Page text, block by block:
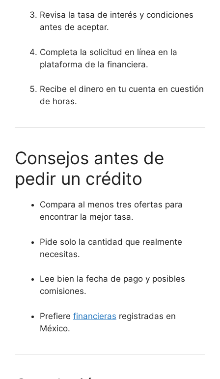
Revisa la tasa de interés y condiciones
antes de aceptar.
Completa la solicitud en línea en la
plataforma de la financiera.
Recibe el dinero en tu cuenta en cuestión
de horas.
Consejos antes de
pedir un crédito
Compara al menos tres ofertas para
encontrar la mejor tasa.
Pide solo la cantidad que realmente
necesitas.
Lee bien la fecha de pago y posibles
comisiones.
Prefiere financieras registradas en
México.